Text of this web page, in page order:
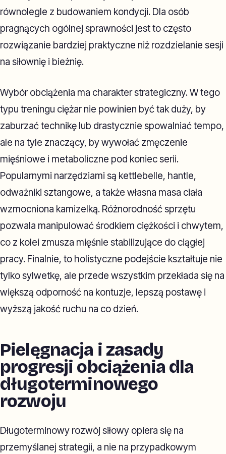
równolegle z budowaniem kondycji. Dla osób
pragnących ogólnej sprawności jest to często
rozwiązanie bardziej praktyczne niż rozdzielanie sesji
na siłownię i bieżnię.
Wybór obciążenia ma charakter strategiczny. W tego
typu treningu ciężar nie powinien być tak duży, by
zaburzać technikę lub drastycznie spowalniać tempo,
ale na tyle znaczący, by wywołać zmęczenie
mięśniowe i metaboliczne pod koniec serii.
Popularnymi narzędziami są kettlebelle, hantle,
odważniki sztangowe, a także własna masa ciała
wzmocniona kamizelką. Różnorodność sprzętu
pozwala manipulować środkiem ciężkości i chwytem,
co z kolei zmusza mięśnie stabilizujące do ciągłej
pracy. Finalnie, to holistyczne podejście kształtuje nie
tylko sylwetkę, ale przede wszystkim przekłada się na
większą odporność na kontuzje, lepszą postawę i
wyższą jakość ruchu na co dzień.
Pielęgnacja i zasady
progresji obciążenia dla
długoterminowego
rozwoju
Długoterminowy rozwój siłowy opiera się na
przemyślanej strategii, a nie na przypadkowym